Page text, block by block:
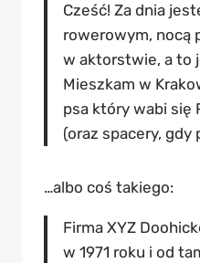
Cześć! Za dnia
rowerowym, nocą
w aktorstwie, a to
Mieszkam w
psa który wabi się
(oraz spacery, gdy
…albo coś takiego:
Firma XYZ
w 1971 roku i od